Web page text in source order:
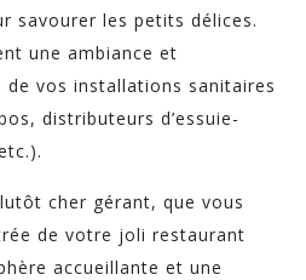
savourer les petits délices.
une ambiance et
de vos installations sanitaires
distributeurs d’essuie-
cher gérant, que vous
de votre joli restaurant
accueillante et une